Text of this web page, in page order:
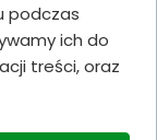
podczas
ich do
treści, oraz